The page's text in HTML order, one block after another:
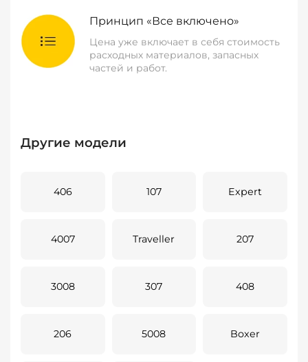
Принцип «Все включено»
Цена уже включает в себя стоимость
расходных материалов, запасных
частей и работ.
Другие модели
406 107 Expert
4007 Traveller 207
3008 307 408
206 5008 Boxer